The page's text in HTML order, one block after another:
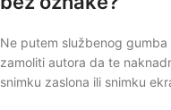
Ne putem službenog
zamoliti autora da te
snimku zaslona ili snimku